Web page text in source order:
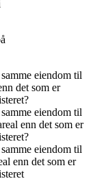
eiendom til
det som er
eiendom til
enn det som er
eiendom til
enn det som er